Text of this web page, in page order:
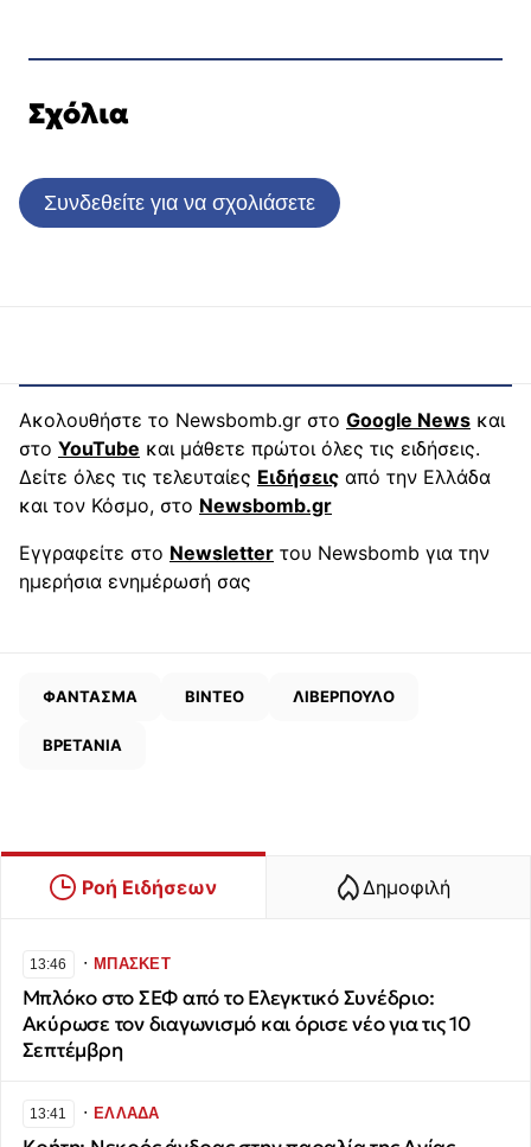
Σχόλια
Συνδεθείτε για να σχολιάσετε
Ακολουθήστε το Newsbomb.gr στο Google News και
στο YouTube και μάθετε πρώτοι όλες τις ειδήσεις.
Δείτε όλες τις τελευταίες Ειδήσεις από την Ελλάδα
και τον Κόσμο, στο Newsbomb.gr
Εγγραφείτε στο Newsletter του Newsbomb για την
ημερήσια ενημέρωσή σας
ΦΑΝΤΑΣΜΑ ΒΙΝΤΕΟ ΛΙΒΕΡΠΟΥΛΟ
ΒΡΕΤΑΝΙΑ
Ροή Ειδήσεων Δημοφιλή
13:46 ∙ΜΠΑΣΚΕΤ
Μπλόκο στο ΣΕΦ από το Ελεγκτικό Συνέδριο:
Ακύρωσε τον διαγωνισμό και όρισε νέο για τις 10
Σεπτέμβρη
13:41 ∙ΕΛΛΑΔΑ